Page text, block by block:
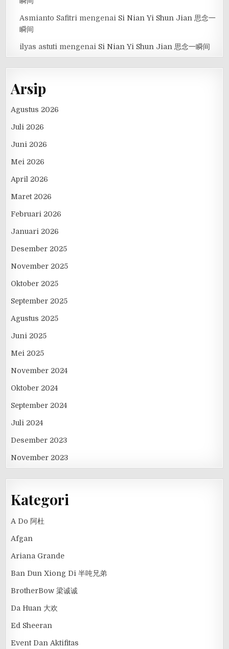
Asmianto Safitri mengenai Si Nian Yi Shun Jian 思念一
瞬间
ilyas astuti mengenai Si Nian Yi Shun Jian 思念一瞬间
Arsip
Agustus 2026
Juli 2026
Juni 2026
Mei 2026
April 2026
Maret 2026
Februari 2026
Januari 2026
Desember 2025
November 2025
Oktober 2025
September 2025
Agustus 2025
Juni 2025
Mei 2025
November 2024
Oktober 2024
September 2024
Juli 2024
Desember 2023
November 2023
Kategori
A Do 阿杜
Afgan
Ariana Grande
Ban Dun Xiong Di 半吨兄弟
BrotherBow 梁诚诚
Da Huan 大欢
Ed Sheeran
Event Dan Aktifitas